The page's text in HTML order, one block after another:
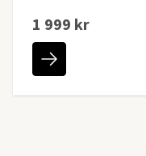
1 999 kr